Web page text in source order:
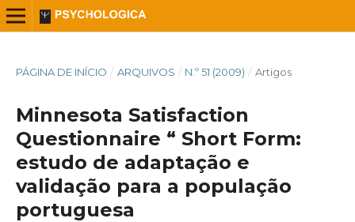
PÁGINA DE INÍCIO / ARQUIVOS / N.º 51 (2009) / Artigos
Minnesota Satisfaction
Questionnaire “ Short Form:
estudo de adaptação e
validação para a população
portuguesa